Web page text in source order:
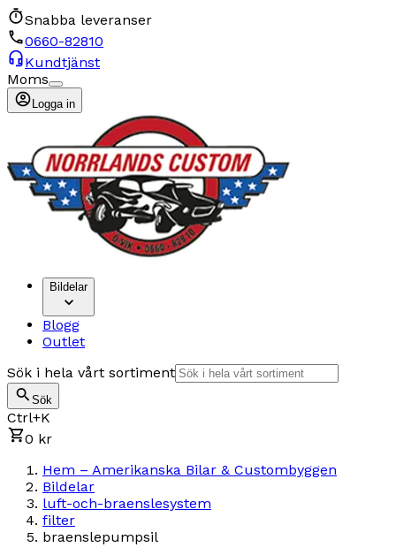
Snabba leveranser
0660-82810
Kundtjänst
Moms
Logga in
Bildelar
Blogg
Outlet
Sök i hela vårt sortiment
Sök
Ctrl+K
0 kr
Hem – Amerikanska Bilar & Custombyggen
Bildelar
luft-och-braenslesystem
filter
braenslepumpsil